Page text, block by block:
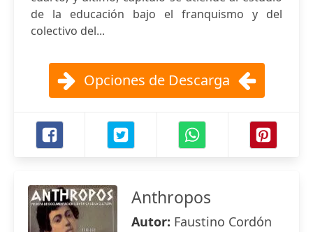
de la educación bajo el franquismo y del
colectivo del...
Opciones de Descarga
Anthropos
Autor: Faustino Cordón